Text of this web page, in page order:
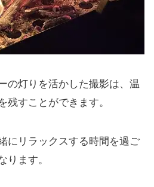
の灯りを活かした撮影は、温
残すことができます。
にリラックスする時間を過ご
ります。